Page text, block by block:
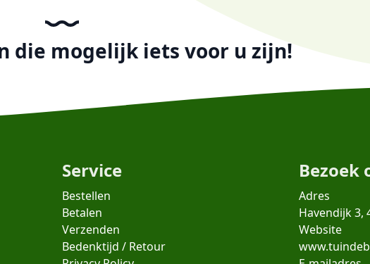
die mogelijk iets voor u zijn!
Service
Bestellen
Betalen
Verzenden
Bedenktijd / Retour
Bezoek
Adres
Havendijk 3,
Website